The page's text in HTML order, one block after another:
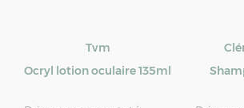
Tvm
Ocryl lotion oculaire 135ml